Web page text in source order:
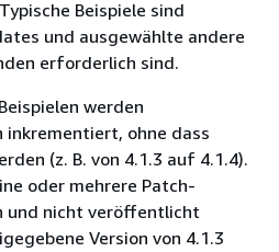
Beispiele sind
und ausgewählte andere
erforderlich sind.
werden
inkrementiert, ohne dass
(z. B. von 4.1.3 auf 4.1.4).
oder mehrere Patch-
und nicht veröffentlicht
Version von 4.1.3